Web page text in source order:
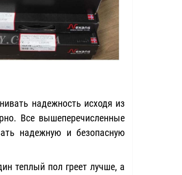
надежность исходя из
Все вышеперечисленные
надежную и безопасную
теплый пол греет лучше, а